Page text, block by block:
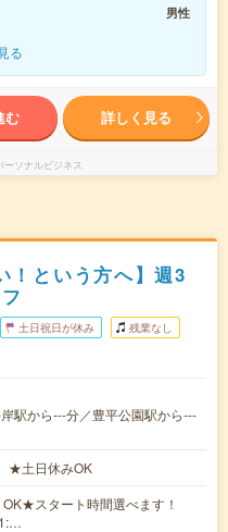
男性
る
む 詳しく見る
ーソナルビジネス
！という方へ】週3
土日祝日が休み 残業なし
駅から---分／豊平公園駅から---
★土日休みOK
スタート時間選べます！